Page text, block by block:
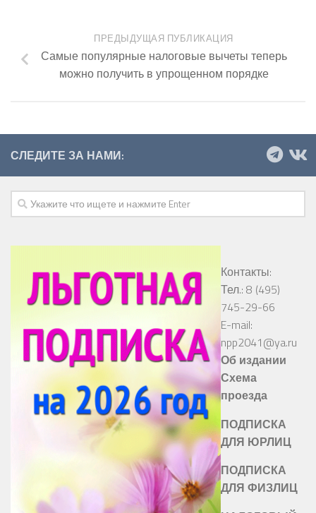
ПРЕДЫДУЩАЯ ПУБЛИКАЦИЯ
Самые популярные налоговые вычеты теперь
можно получить в упрощенном порядке
СЛЕДИТЕ ЗА НАМИ:
Контакты:
Тел.: 8 (495)
745-29-66
E-mail:
npp2041@ya.ru
Об издании
Схема
проезда
ПОДПИСКА
ДЛЯ ЮРЛИЦ
ПОДПИСКА
ДЛЯ ФИЗЛИЦ